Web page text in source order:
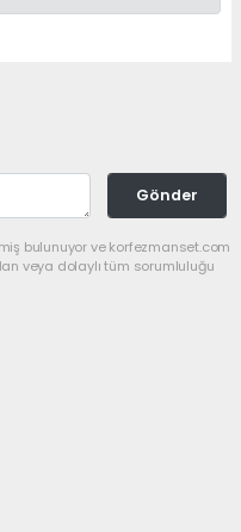
Gönder
bulunuyor ve korfezmanset.com
veya dolaylı tüm sorumluluğu